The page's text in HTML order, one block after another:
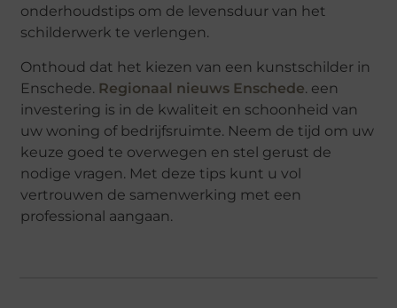
onderhoudstips om de levensduur van het
schilderwerk te verlengen.
Onthoud dat het kiezen van een kunstschilder in
Enschede. Regionaal nieuws Enschede. een
investering is in de kwaliteit en schoonheid van
uw woning of bedrijfsruimte. Neem de tijd om uw
keuze goed te overwegen en stel gerust de
nodige vragen. Met deze tips kunt u vol
vertrouwen de samenwerking met een
professional aangaan.